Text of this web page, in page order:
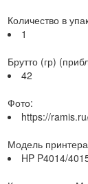
Количество в
1
Брутто (гр)
42
Фото:
https://
Модель
HP P4014/